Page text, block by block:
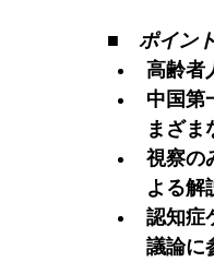
■　ポイン
高齢者
中国第
まざま
視察の
よる解
認知症
議論に